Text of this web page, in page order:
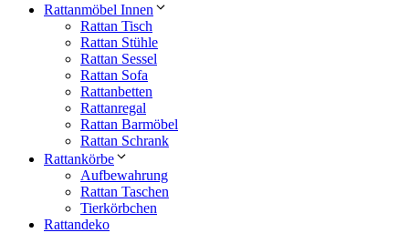
Rattanmöbel Innen
Rattan Tisch
Rattan Stühle
Rattan Sessel
Rattan Sofa
Rattanbetten
Rattanregal
Rattan Barmöbel
Rattan Schrank
Rattankörbe
Aufbewahrung
Rattan Taschen
Tierkörbchen
Rattandeko